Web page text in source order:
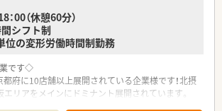
：00（休憩60分）
シフト制
位の変形労働時間制勤務
です◇
都府に10店舗以上展開されている企業様です！北摂
エリアをメインにドミナント展開されています。